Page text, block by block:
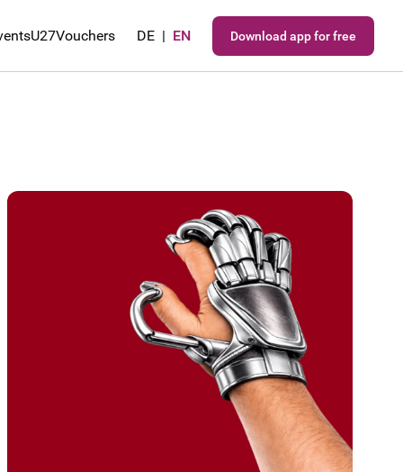
U27Vouchers DE | EN Download app for free